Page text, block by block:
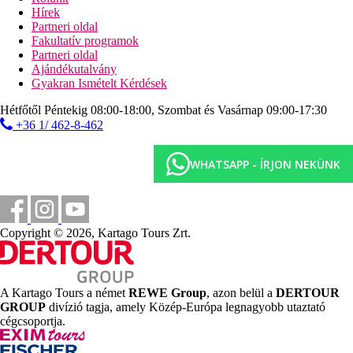
Hírek
Partneri oldal
Fakultatív programok
Partneri oldal
Ajándékutalvány
Gyakran Ismételt Kérdések
Hétfőtől Péntekig 08:00-18:00, Szombat és Vasárnap 09:00-17:30
+36 1/ 462-8-462
WHATSAPP - ÍRJON NEKÜNK
Copyright © 2026, Kartago Tours Zrt.
A Kartago Tours a német REWE Group, azon belül a DERTOUR
GROUP divízió tagja, amely Közép-Európa legnagyobb utaztató
cégcsoportja.